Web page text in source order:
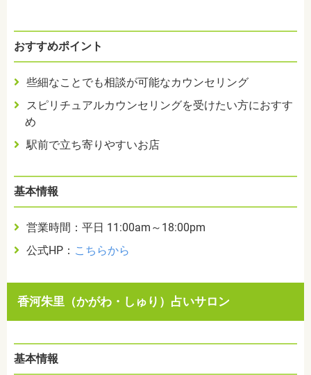
おすすめポイント
些細なことでも相談が可能なカウンセリング
スピリチュアルカウンセリングを受けたい方におすす
め
駅前で立ち寄りやすいお店
基本情報
営業時間：平日 11:00am～18:00pm
公式HP： こちらから
香河朱里（かがわ・しゅり）占いサロン
基本情報